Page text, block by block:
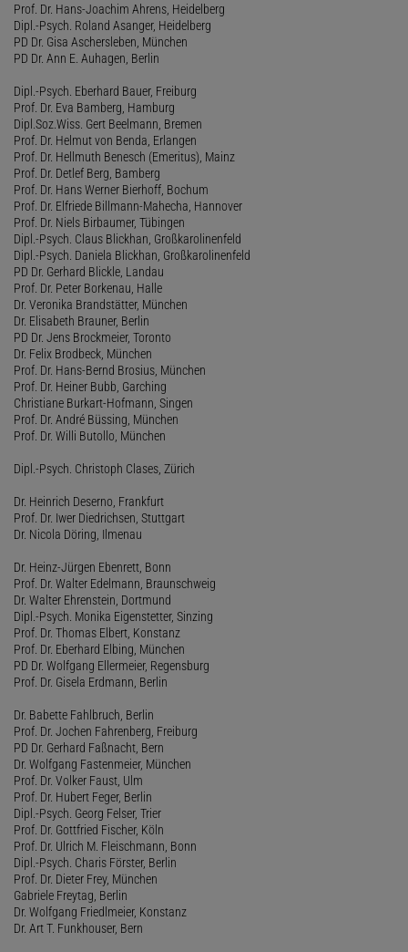
Prof. Dr. Hans-Joachim Ahrens, Heidelberg
Dipl.-Psych. Roland Asanger, Heidelberg
PD Dr. Gisa Aschersleben, München
PD Dr. Ann E. Auhagen, Berlin
Dipl.-Psych. Eberhard Bauer, Freiburg
Prof. Dr. Eva Bamberg, Hamburg
Dipl.Soz.Wiss. Gert Beelmann, Bremen
Prof. Dr. Helmut von Benda, Erlangen
Prof. Dr. Hellmuth Benesch (Emeritus), Mainz
Prof. Dr. Detlef Berg, Bamberg
Prof. Dr. Hans Werner Bierhoff, Bochum
Prof. Dr. Elfriede Billmann-Mahecha, Hannover
Prof. Dr. Niels Birbaumer, Tübingen
Dipl.-Psych. Claus Blickhan, Großkarolinenfeld
Dipl.-Psych. Daniela Blickhan, Großkarolinenfeld
PD Dr. Gerhard Blickle, Landau
Prof. Dr. Peter Borkenau, Halle
Dr. Veronika Brandstätter, München
Dr. Elisabeth Brauner, Berlin
PD Dr. Jens Brockmeier, Toronto
Dr. Felix Brodbeck, München
Prof. Dr. Hans-Bernd Brosius, München
Prof. Dr. Heiner Bubb, Garching
Christiane Burkart-Hofmann, Singen
Prof. Dr. André Büssing, München
Prof. Dr. Willi Butollo, München
Dipl.-Psych. Christoph Clases, Zürich
Dr. Heinrich Deserno, Frankfurt
Prof. Dr. Iwer Diedrichsen, Stuttgart
Dr. Nicola Döring, Ilmenau
Dr. Heinz-Jürgen Ebenrett, Bonn
Prof. Dr. Walter Edelmann, Braunschweig
Dr. Walter Ehrenstein, Dortmund
Dipl.-Psych. Monika Eigenstetter, Sinzing
Prof. Dr. Thomas Elbert, Konstanz
Prof. Dr. Eberhard Elbing, München
PD Dr. Wolfgang Ellermeier, Regensburg
Prof. Dr. Gisela Erdmann, Berlin
Dr. Babette Fahlbruch, Berlin
Prof. Dr. Jochen Fahrenberg, Freiburg
PD Dr. Gerhard Faßnacht, Bern
Dr. Wolfgang Fastenmeier, München
Prof. Dr. Volker Faust, Ulm
Prof. Dr. Hubert Feger, Berlin
Dipl.-Psych. Georg Felser, Trier
Prof. Dr. Gottfried Fischer, Köln
Prof. Dr. Ulrich M. Fleischmann, Bonn
Dipl.-Psych. Charis Förster, Berlin
Prof. Dr. Dieter Frey, München
Gabriele Freytag, Berlin
Dr. Wolfgang Friedlmeier, Konstanz
Dr. Art T. Funkhouser, Bern